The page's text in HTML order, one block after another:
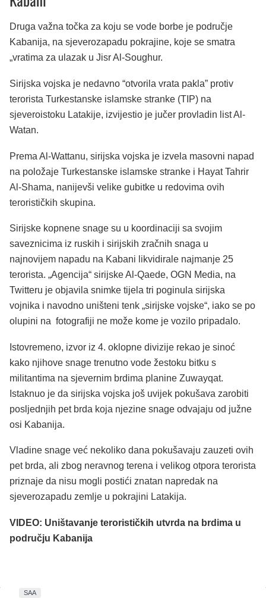
Druga važna točka za koju se vode borbe je područje
Kabanija, na sjeverozapadu pokrajine, koje se smatra
„vratima za ulazak u Jisr Al-Soughur.
Sirijska vojska je nedavno “otvorila vrata pakla” protiv
terorista Turkestanske islamske stranke (TIP) na
sjeveroistoku Latakije, izvijestio je jučer provladin list Al-
Watan.
Prema Al-Wattanu, sirijska vojska je izvela masovni napad
na položaje Turkestanske islamske stranke i Hayat Tahrir
Al-Shama, nanijevši velike gubitke u redovima ovih
terorističkih skupina.
Sirijske kopnene snage su u koordinaciji sa svojim
saveznicima iz ruskih i sirijskih zračnih snaga u
najnovijem napadu na Kabani likvidirale najmanje 25
terorista. „Agencija“ sirijske Al-Qaede, OGN Media, na
Twitteru je objavila snimke tijela tri poginula sirijska
vojnika i navodno uništeni tenk „sirijske vojske“, iako se po
olupini na fotografiji ne može kome je vozilo pripadalo.
Istovremeno, izvor iz 4. oklopne divizije rekao je sinoć
kako njihove snage trenutno vode žestoku bitku s
militantima na sjevernim brdima planine Zuwayqat.
Istaknuo je da sirijska vojska još uvijek pokušava zarobiti
posljednjih pet brda koja njezine snage odvajaju od južne
osi Kabanija.
Vladine snage već nekoliko dana pokušavaju zauzeti ovih
pet brda, ali zbog neravnog terena i velikog otpora terorista
priznaje da nisu mogli postići znatan napredak na
sjeverozapadu zemlje u pokrajini Latakija.
VIDEO: Uništavanje terorističkih utvrda na brdima u
području Kabanija
SAA